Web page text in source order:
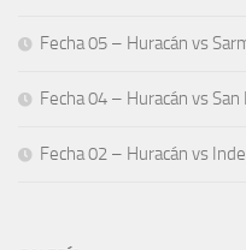
Fecha 05 – Huracán vs
Fecha 04 – Huracán vs San
Fecha 02 – Huracán vs